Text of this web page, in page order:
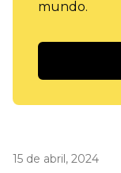
mundo.
15 de abril, 2024